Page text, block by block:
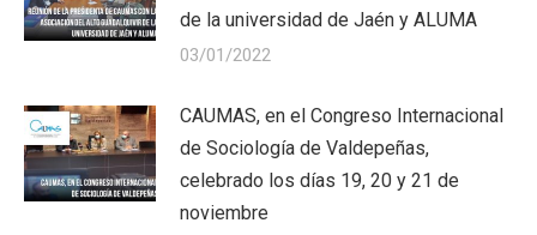
de la universidad de Jaén y ALUMA
03/01/2022
CAUMAS, en el Congreso Internacional
de Sociología de Valdepeñas,
celebrado los días 19, 20 y 21 de
noviembre